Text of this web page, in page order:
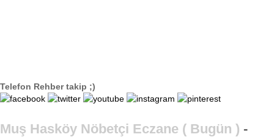
Telefon Rehber takip ;)
Muş Hasköy Nöbetçi Eczane ( Bugün ) -